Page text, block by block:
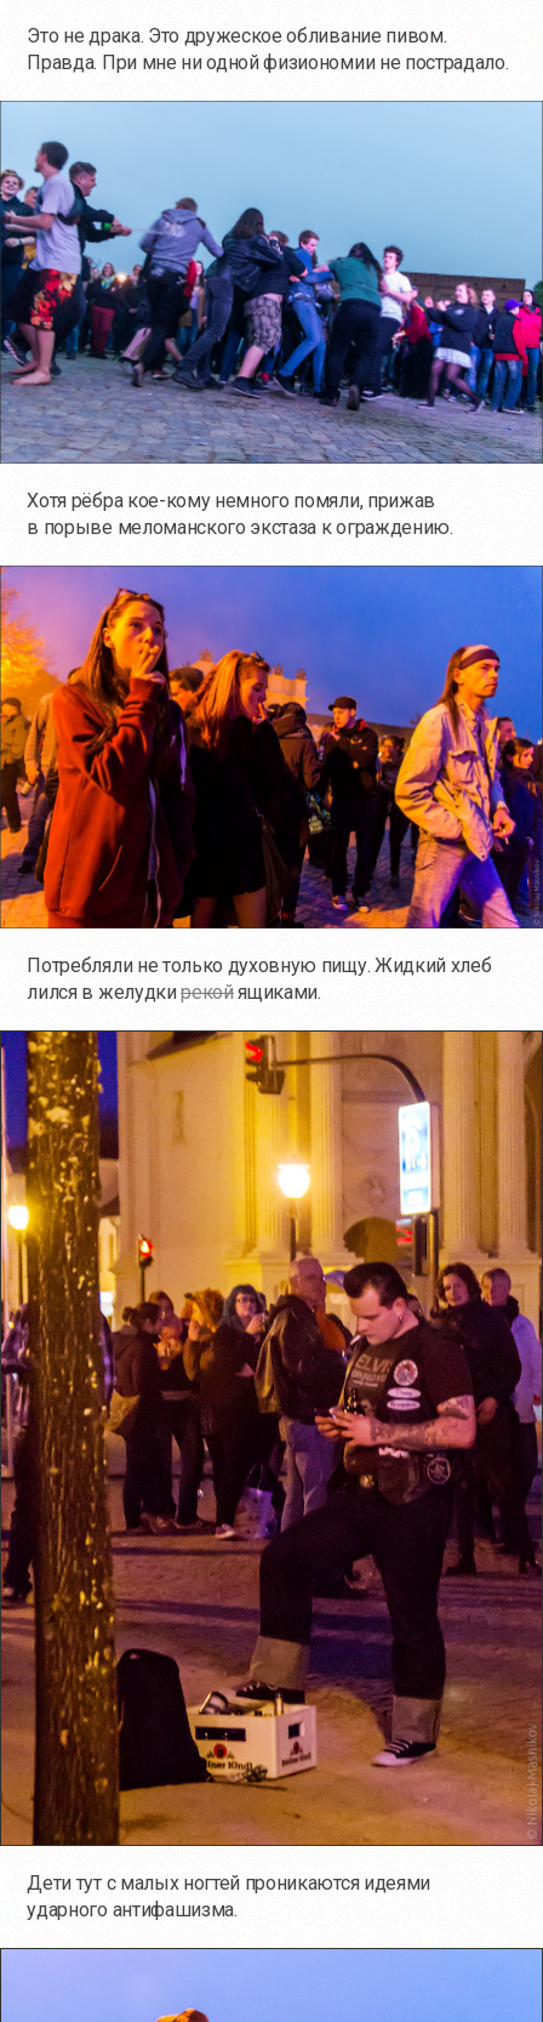
Это не драка. Это дружеское обливание пивом.
Правда. При мне ни одной физиономии не пострадало.
Хотя рёбра кое-кому немного помяли, прижав
в порыве меломанского экстаза к ограждению.
Потребляли не только духовную пищу. Жидкий хлеб
лился в желудкирекойящиками.
Дети тут с малых ногтей проникаются идеями
ударного антифашизма.